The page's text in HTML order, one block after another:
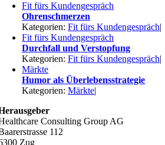
Fit fürs Kundengespräch
Ohrenschmerzen
Kategorien:Fit fürs Kundengespräch|
Fit fürs Kundengespräch
Durchfall und Verstopfung
Kategorien:Fit fürs Kundengespräch|
Märkte
Humor als Überlebensstrategie
Kategorien:Märkte|
Consulting Group AG
112
Zug